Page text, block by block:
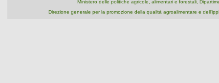
Ministero delle politiche agricole, alimentari e forestali,
Direzione generale per la promozione della qualità agroalimentare e